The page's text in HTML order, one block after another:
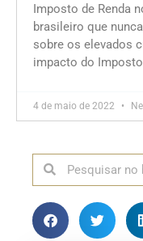
Imposto de Renda
brasileiro que
sobre os elevados
impacto do
4 de maio de 2022